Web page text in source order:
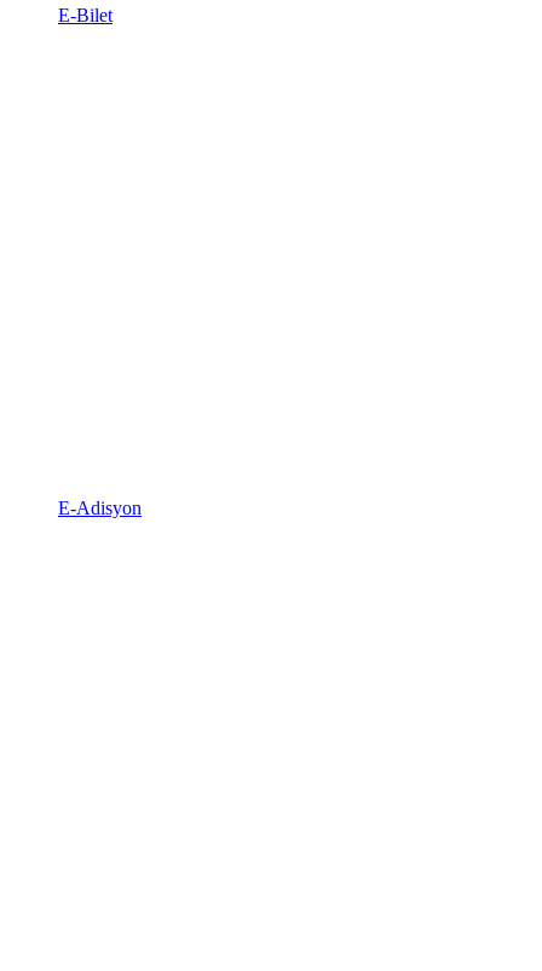
E-Bilet
E-Adisyon